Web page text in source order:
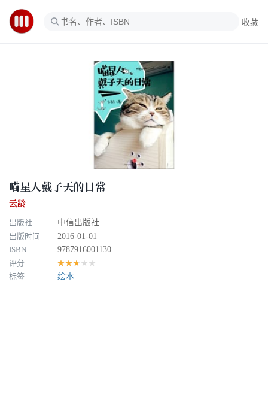
收藏
喵星人戴子天的日常
云龄
出版社
中信出版社
出版时间
2016-01-01
ISBN
9787916001130
评分
★★★★★
标签 绘本